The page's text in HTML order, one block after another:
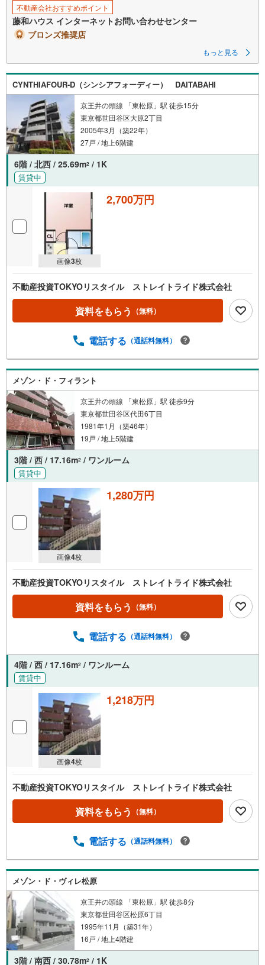
不動産会社おすすめポイント
藤和ハウス インターネットお問い合わせセンター
ブロンズ推奨店
もっと見る
CYNTHIAFOUR-D（シンシアフォーディー） DAITABAHI
京王井の頭線 「東松原」駅 徒歩15分
東京都世田谷区大原2丁目
2005年3月（築22年）
27戸 / 地上6階建
6階 / 北西 / 25.69m2 / 1K
賃貸中
画像3枚
2,700万円
不動産投資TOKYOリスタイル ストレイトライド株式会社
資料をもらう （無料）
電話する （通話料無料）
メゾン・ド・フィラント
京王井の頭線 「東松原」駅 徒歩9分
東京都世田谷区代田6丁目
1981年1月（築46年）
19戸 / 地上5階建
3階 / 西 / 17.16m2 / ワンルーム
賃貸中
画像4枚
1,280万円
不動産投資TOKYOリスタイル ストレイトライド株式会社
資料をもらう （無料）
電話する （通話料無料）
4階 / 西 / 17.16m2 / ワンルーム
賃貸中
画像4枚
1,218万円
不動産投資TOKYOリスタイル ストレイトライド株式会社
資料をもらう （無料）
電話する （通話料無料）
メゾン・ド・ヴィレ松原
京王井の頭線 「東松原」駅 徒歩8分
東京都世田谷区松原6丁目
1995年11月（築31年）
16戸 / 地上4階建
3階 / 南西 / 30.78m2 / 1K